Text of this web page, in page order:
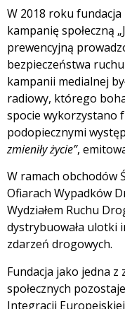
W 2018 roku
kampanię społeczną
prewencyjną
bezpieczeństwa
kampanii medialnej
radiowy, którego
spocie wykorzystano
podopiecznymi
zmieniły życie”,
W ramach obchodów
Ofiarach Wypadków
Wydziałem Ruchu
dystrybuowała ulotki
zdarzeń drogowych.
Fundacja jako jedna
społecznych
Integracji